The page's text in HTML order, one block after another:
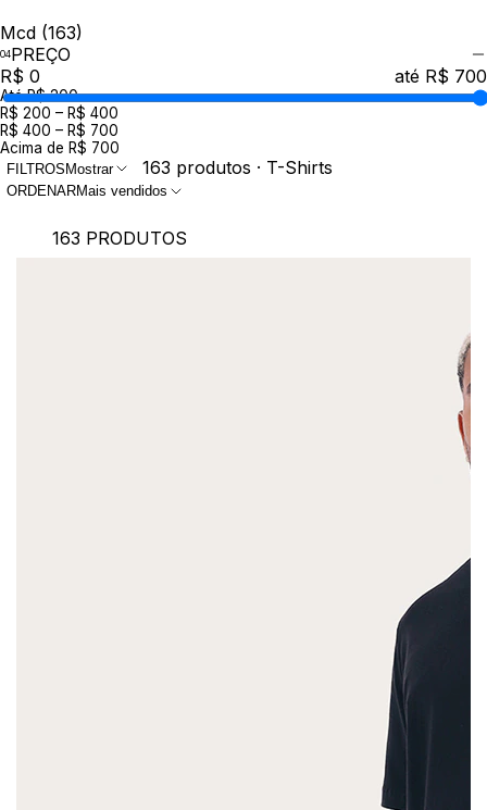
Mcd (163)
PREÇO
R$ 0
até R$ 700
Até R$ 200
R$ 200 – R$ 400
R$ 400 – R$ 700
Acima de R$ 700
FILTROS Mostrar 163 produtos · T-Shirts
ORDENARMais vendidos
163 PRODUTOS